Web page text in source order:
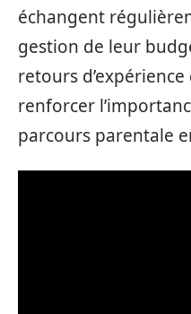
échangent
gestion de leur
retours
renforcer
parcours parentale